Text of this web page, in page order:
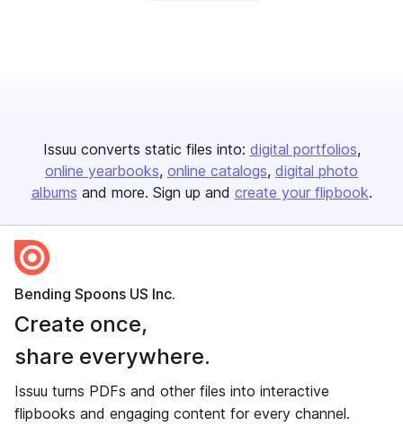
Issuu converts static files into: digital portfolios
online yearbooks online catalogs digital photo
albums and more. Sign up and create your flipbook.
Bending Spoons US Inc.
Create once,
share everywhere.
Issuu turns PDFs and other files into interactive
flipbooks and engaging content for every channel.